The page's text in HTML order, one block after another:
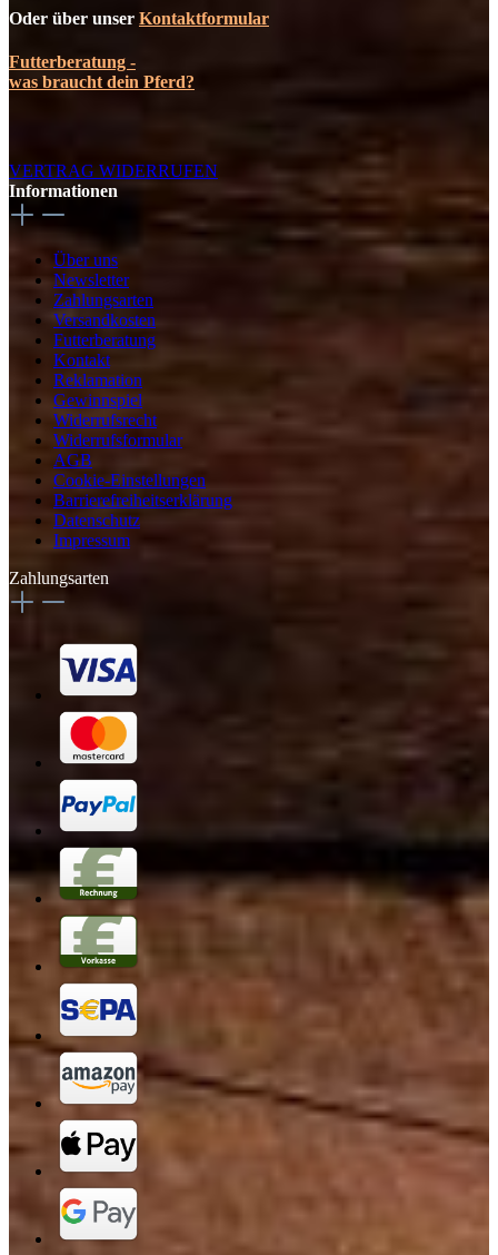
Oder über unser Kontaktformular
Futterberatung -
was braucht dein Pferd?
VERTRAG WIDERRUFEN
Informationen
Über uns
Newsletter
Zahlungsarten
Versandkosten
Futterberatung
Kontakt
Reklamation
Gewinnspiel
Widerrufsrecht
Widerrufsformular
AGB
Cookie-Einstellungen
Barrierefreiheitserklärung
Datenschutz
Impressum
Zahlungsarten